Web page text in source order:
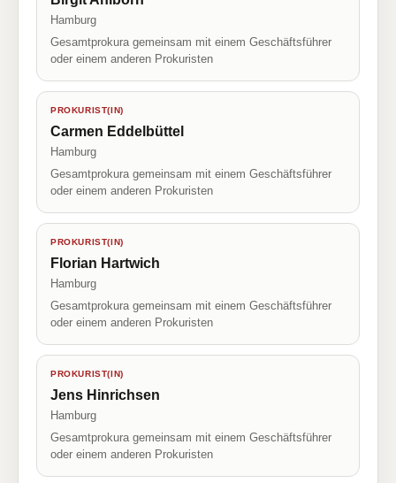
Hamburg
Gesamtprokura gemeinsam mit einem Geschäftsführer
oder einem anderen Prokuristen
PROKURIST(IN)
Carmen Eddelbüttel
Hamburg
Gesamtprokura gemeinsam mit einem Geschäftsführer
oder einem anderen Prokuristen
PROKURIST(IN)
Florian Hartwich
Hamburg
Gesamtprokura gemeinsam mit einem Geschäftsführer
oder einem anderen Prokuristen
PROKURIST(IN)
Jens Hinrichsen
Hamburg
Gesamtprokura gemeinsam mit einem Geschäftsführer
oder einem anderen Prokuristen